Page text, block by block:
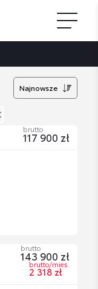
Najnowsze
brutto
117 900 zł
brutto
143 900 zł
brutto/mies.
2 318 zł